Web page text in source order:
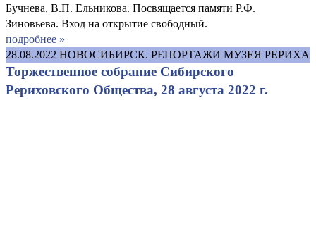
Бучнева, В.П. Ельникова. Посвящается памяти Р.Ф.
Зиновьева. Вход на открытие свободный.
подробнее »
28.08.2022 НОВОСИБИРСК. РЕПОРТАЖИ МУЗЕЯ РЕРИХА
Торжественное собрание Сибирского
Рериховского Общества, 28 августа 2022 г.